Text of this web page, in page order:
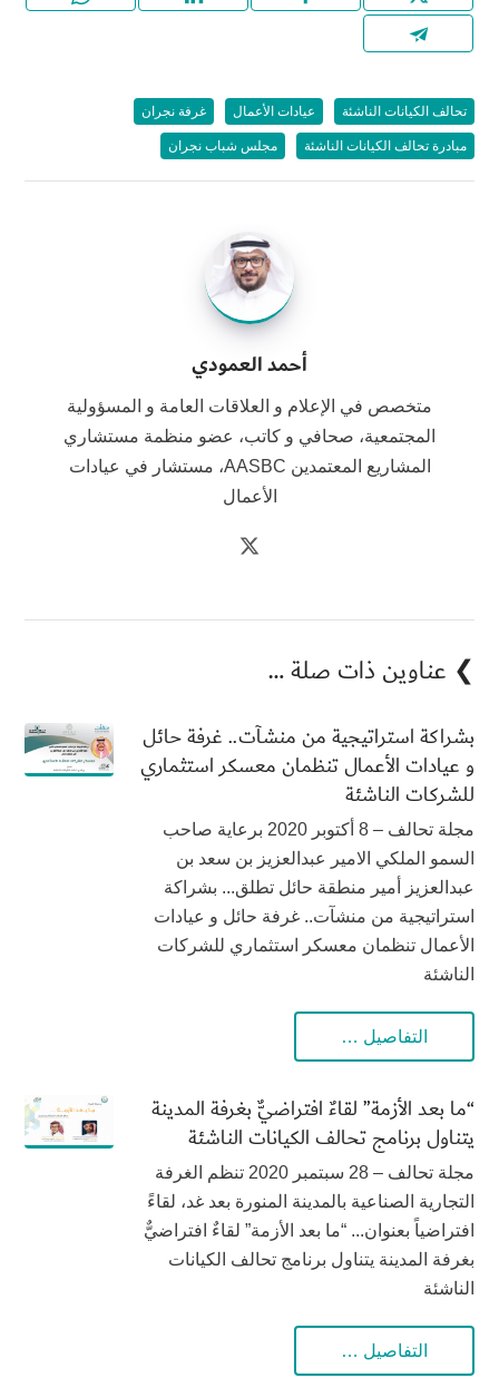
تحالف الكيانات الناشئة عيادات الأعمال غرفة نجران
مبادرة تحالف الكيانات الناشئة مجلس شباب نجران
أحمد العمودي
متخصص في الإعلام و العلاقات العامة و المسؤولية
المجتمعية، صحافي و كاتب، عضو منظمة مستشاري
المشاريع المعتمدين AASBC، مستشار في عيادات
الأعمال
❯ عناوين ذات صلة …
بشراكة استراتيجية من منشآت.. غرفة حائل
و عيادات الأعمال تنظمان معسكر استثماري
للشركات الناشئة
مجلة تحالف – 8 أكتوبر 2020 برعاية صاحب
السمو الملكي الامير عبدالعزيز بن سعد بن
عبدالعزيز أمير منطقة حائل تطلق... بشراكة
استراتيجية من منشآت.. غرفة حائل و عيادات
الأعمال تنظمان معسكر استثماري للشركات
الناشئة
التفاصيل …
“ما بعد الأزمة” لقاءٌ افتراضيٌّ بغرفة المدينة
يتناول برنامج تحالف الكيانات الناشئة
مجلة تحالف – 28 سبتمبر 2020 تنظم الغرفة
التجارية الصناعية بالمدينة المنورة بعد غد، لقاءً
افتراضياً بعنوان... “ما بعد الأزمة” لقاءٌ افتراضيٌّ
بغرفة المدينة يتناول برنامج تحالف الكيانات
الناشئة
التفاصيل …